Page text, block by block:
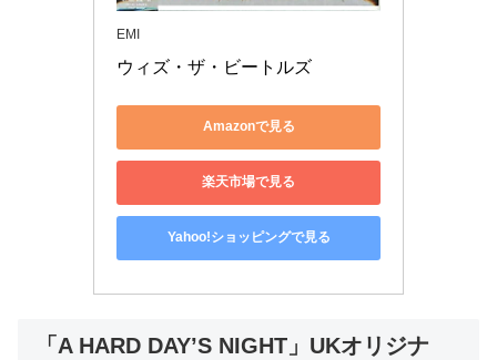
EMI
ウィズ・ザ・ビートルズ
Amazonで見る
楽天市場で見る
Yahoo!ショッピングで見る
「A HARD DAY’S NIGHT」UKオリジナ